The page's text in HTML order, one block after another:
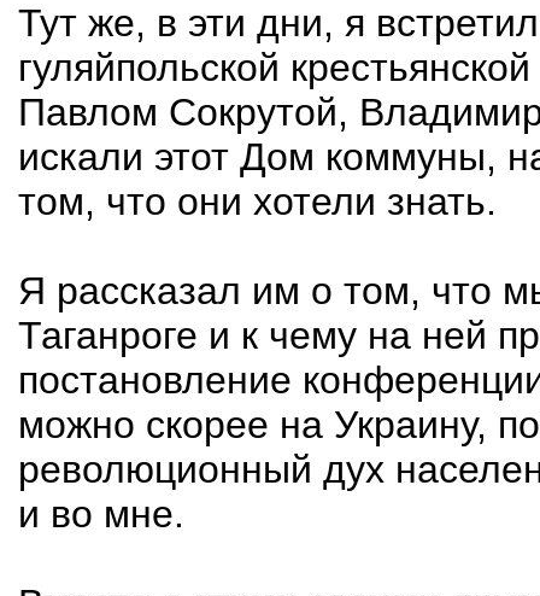
Тут же, в эти дни, я
гуляйпольской
Павлом Сокрутой,
искали этот Дом коммуны,
том, что они хотели знать.
Я рассказал им о том, что
Таганроге и к чему на ней
постановление
можно скорее на Украину,
революционный дух
и во мне.